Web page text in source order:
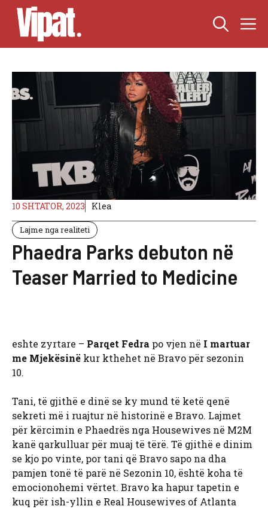
Skip
content
10 SHTATOR, 2023 Klea
Lajme nga realiteti
Phaedra Parks debuton në
Teaser Married to Medicine
eshte zyrtare – Parqet Fedra po vjen në I martuar
me Mjekësinë kur kthehet në Bravo për sezonin
10.
Tani, të gjithë e dinë se ky mund të ketë qenë
sekreti më i ruajtur në historinë e Bravo. Lajmet
për kërcimin e Phaedrës nga Housewives në M2M
kanë qarkulluar për muaj të tërë. Të gjithë e dinim
se kjo po vinte, por tani që Bravo sapo na dha
pamjen tonë të parë në Sezonin 10, është koha të
emocionohemi vërtet. Bravo ka hapur tapetin e
kuq për ish-yllin e Real Housewives of Atlanta